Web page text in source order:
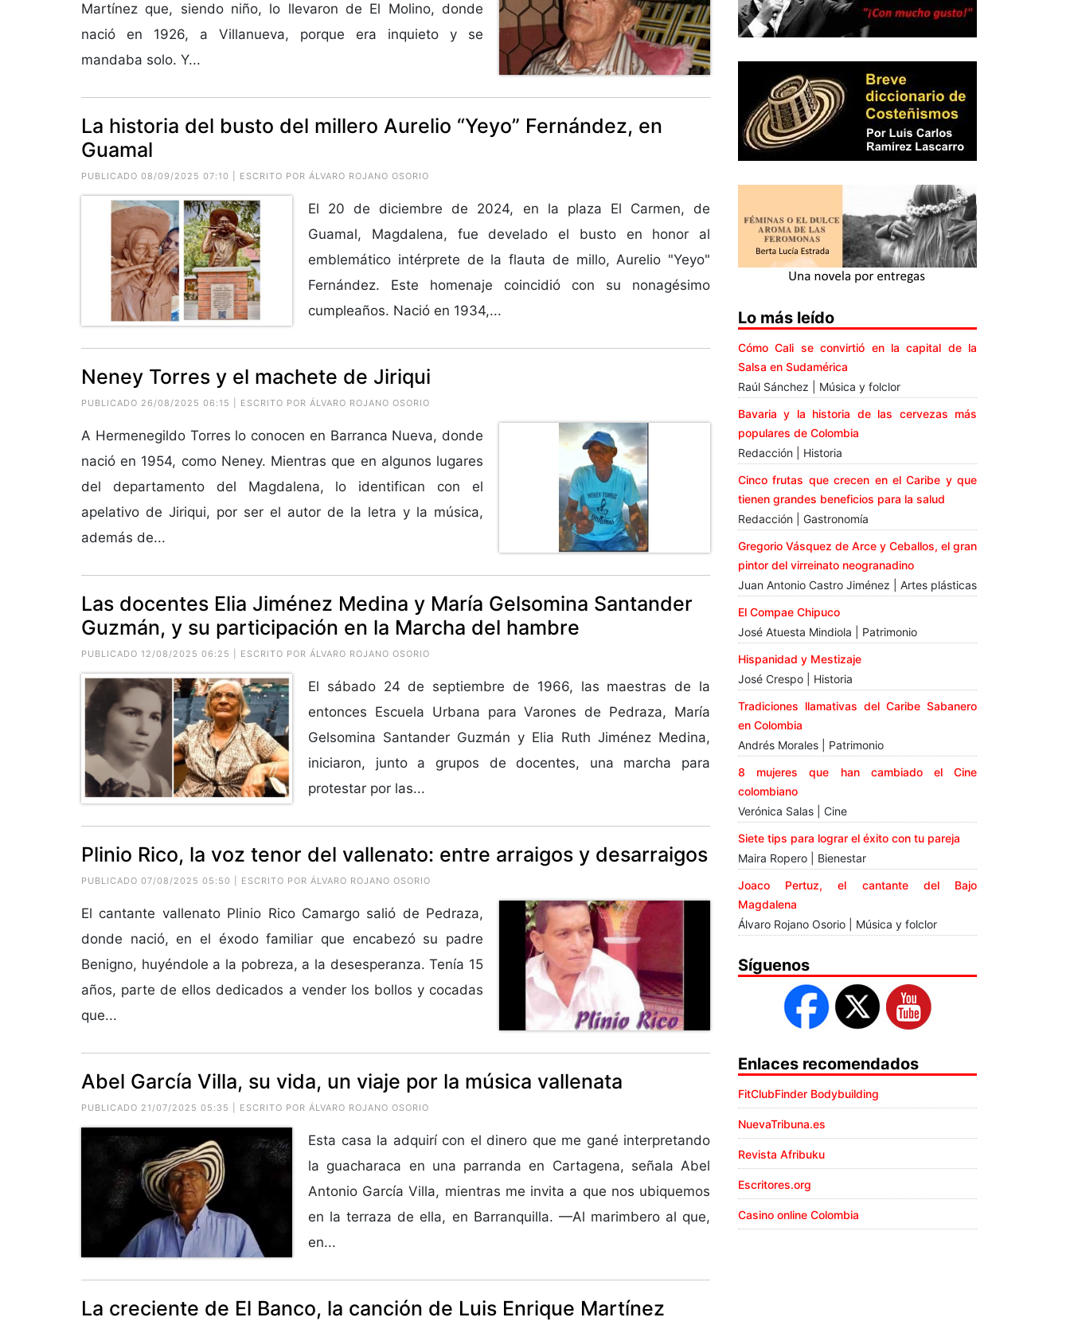
Martínez que, siendo niño, lo llevaron de El Molino, donde
nació en 1926, a Villanueva, porque era inquieto y se
mandaba solo. Y...
La historia del busto del millero Aurelio “Yeyo” Fernández, en
Guamal
PUBLICADO 08/09/2025 07:10 | ESCRITO POR ÁLVARO ROJANO OSORIO
El 20 de diciembre de 2024, en la plaza El Carmen, de
Guamal, Magdalena, fue develado el busto en honor al
emblemático intérprete de la flauta de millo, Aurelio "Yeyo"
Fernández. Este homenaje coincidió con su nonagésimo
cumpleaños. Nació en 1934,...
Neney Torres y el machete de Jiriqui
PUBLICADO 26/08/2025 06:15 | ESCRITO POR ÁLVARO ROJANO OSORIO
A Hermenegildo Torres lo conocen en Barranca Nueva, donde
nació en 1954, como Neney. Mientras que en algunos lugares
del departamento del Magdalena, lo identifican con el
apelativo de Jiriqui, por ser el autor de la letra y la música,
además de...
Las docentes Elia Jiménez Medina y María Gelsomina Santander
Guzmán, y su participación en la Marcha del hambre
PUBLICADO 12/08/2025 06:25 | ESCRITO POR ÁLVARO ROJANO OSORIO
El sábado 24 de septiembre de 1966, las maestras de la
entonces Escuela Urbana para Varones de Pedraza, María
Gelsomina Santander Guzmán y Elia Ruth Jiménez Medina,
iniciaron, junto a grupos de docentes, una marcha para
protestar por las...
Plinio Rico, la voz tenor del vallenato: entre arraigos y desarraigos
PUBLICADO 07/08/2025 05:50 | ESCRITO POR ÁLVARO ROJANO OSORIO
El cantante vallenato Plinio Rico Camargo salió de Pedraza,
donde nació, en el éxodo familiar que encabezó su padre
Benigno, huyéndole a la pobreza, a la desesperanza. Tenía 15
años, parte de ellos dedicados a vender los bollos y cocadas
que...
Abel García Villa, su vida, un viaje por la música vallenata
PUBLICADO 21/07/2025 05:35 | ESCRITO POR ÁLVARO ROJANO OSORIO
Esta casa la adquirí con el dinero que me gané interpretando
la guacharaca en una parranda en Cartagena, señala Abel
Antonio García Villa, mientras me invita a que nos ubiquemos
en la terraza de ella, en Barranquilla. —Al marimbero al que,
en...
La creciente de El Banco, la canción de Luis Enrique Martínez
Lo más leído
Cómo Cali se convirtió en la capital de la
Salsa en Sudamérica
Raúl Sánchez | Música y folclor
Bavaria y la historia de las cervezas más
populares de Colombia
Redacción | Historia
Cinco frutas que crecen en el Caribe y que
tienen grandes beneficios para la salud
Redacción | Gastronomía
Gregorio Vásquez de Arce y Ceballos, el gran
pintor del virreinato neogranadino
Juan Antonio Castro Jiménez | Artes plásticas
El Compae Chipuco
José Atuesta Mindiola | Patrimonio
Hispanidad y Mestizaje
José Crespo | Historia
Tradiciones llamativas del Caribe Sabanero
en Colombia
Andrés Morales | Patrimonio
8 mujeres que han cambiado el Cine
colombiano
Verónica Salas | Cine
Siete tips para lograr el éxito con tu pareja
Maira Ropero | Bienestar
Joaco Pertuz, el cantante del Bajo
Magdalena
Álvaro Rojano Osorio | Música y folclor
Síguenos
Enlaces recomendados
FitClubFinder Bodybuilding
NuevaTribuna.es
Revista Afribuku
Escritores.org
Casino online Colombia